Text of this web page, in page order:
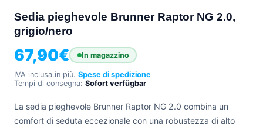
phone0471
962
540
4.6
Google
Facebook
Sedia pieghevole Brunner Raptor NG 2.0,
grigio/nero
67,90€ In magazzino
IVA inclusa.in più. Spese di spedizione
Tempi di consegna: Sofort verfügbar
La sedia pieghevole Brunner Raptor NG 2.0 combina un
comfort di seduta eccezionale con una robustezza di alto